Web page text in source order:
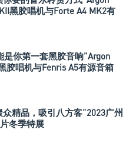
黑胶唱机与Forte A4 MK2有
是你第一套黑胶音响”Argon
胶唱机与Fenris A5有源音箱
精品，吸引八方客”2023广州
冬季特展